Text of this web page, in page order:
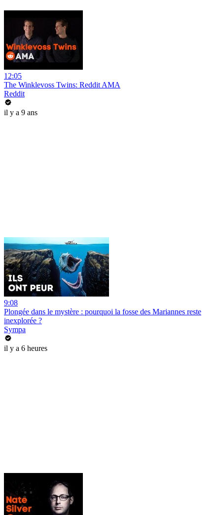
12:05
The Winklevoss Twins: Reddit AMA
Reddit
il y a 9 ans
9:08
Plongée dans le mystère : pourquoi la fosse des Mariannes reste
inexplorée ?
Sympa
il y a 6 heures